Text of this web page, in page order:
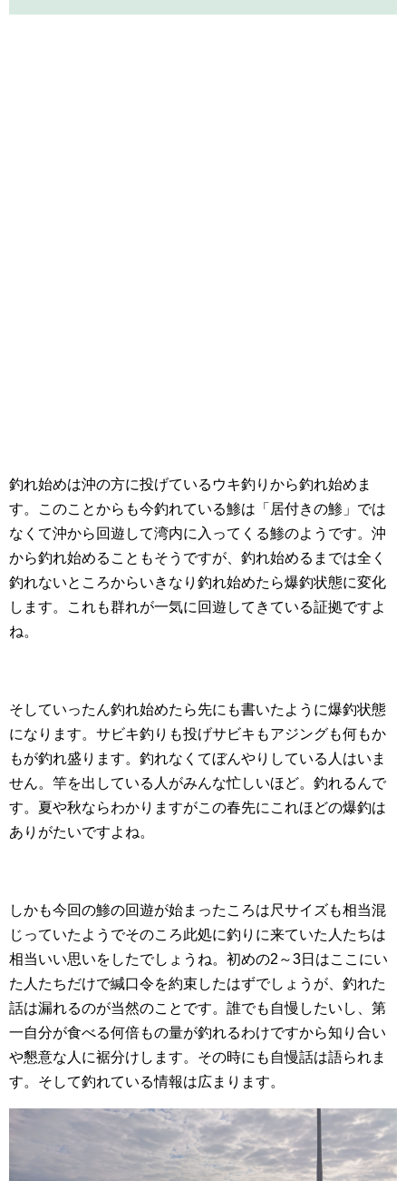
釣れ始めは沖の方に投げているウキ釣りから釣れ始めま
す。このことからも今釣れている鯵は「居付きの鯵」では
なくて沖から回遊して湾内に入ってくる鯵のようです。沖
から釣れ始めることもそうですが、釣れ始めるまでは全く
釣れないところからいきなり釣れ始めたら爆釣状態に変化
します。これも群れが一気に回遊してきている証拠ですよ
ね。
そしていったん釣れ始めたら先にも書いたように爆釣状態
になります。サビキ釣りも投げサビキもアジングも何もか
もが釣れ盛ります。釣れなくてぼんやりしている人はいま
せん。竿を出している人がみんな忙しいほど。釣れるんで
す。夏や秋ならわかりますがこの春先にこれほどの爆釣は
ありがたいですよね。
しかも今回の鯵の回遊が始まったころは尺サイズも相当混
じっていたようでそのころ此処に釣りに来ていた人たちは
相当いい思いをしたでしょうね。初めの2～3日はここにい
た人たちだけで緘口令を約束したはずでしょうが、釣れた
話は漏れるのが当然のことです。誰でも自慢したいし、第
一自分が食べる何倍もの量が釣れるわけですから知り合い
や懇意な人に裾分けします。その時にも自慢話は語られま
す。そして釣れている情報は広まります。